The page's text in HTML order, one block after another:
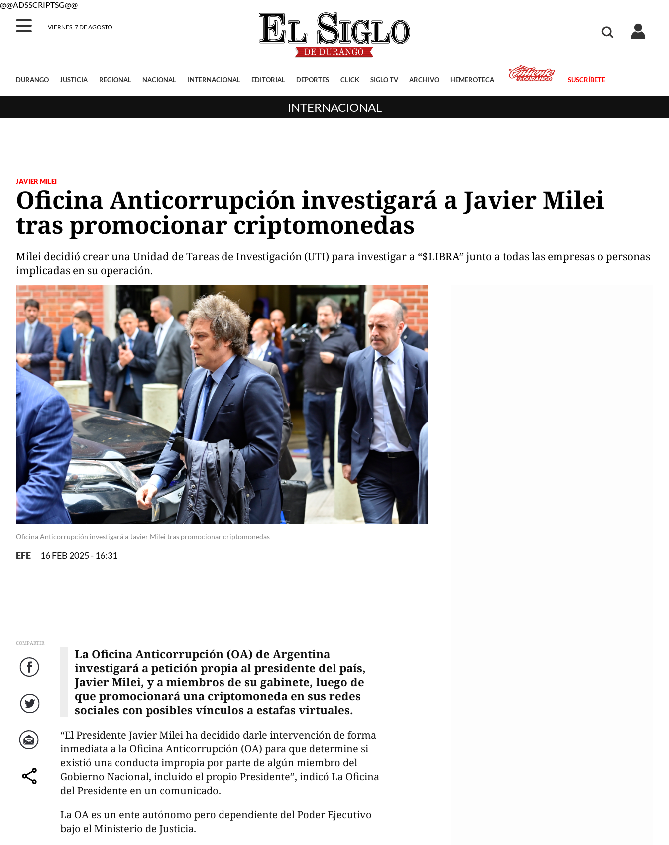
@@ADSSCRIPTSG@@
VIERNES, 7 DE AGOSTO
DURANGO JUSTICIA REGIONAL NACIONAL INTERNACIONAL EDITORIAL DEPORTES CLICK SIGLO TV ARCHIVO HEMEROTECA SUSCRÍBETE
INTERNACIONAL
JAVIER MILEI
Oficina Anticorrupción investigará a Javier Milei
tras promocionar criptomonedas
Milei decidió crear una Unidad de Tareas de Investigación (UTI) para investigar a “$LIBRA” junto a todas las empresas o personas
implicadas en su operación.
Oficina Anticorrupción investigará a Javier Milei tras promocionar criptomonedas
EFE 16 FEB 2025 - 16:31
COMPARTIR
Facebook
Twitter
Correo
comparte
La Oficina Anticorrupción (OA) de Argentina
investigará a petición propia al presidente del país,
Javier Milei, y a miembros de su gabinete, luego de
que promocionará una criptomoneda en sus redes
sociales con posibles vínculos a estafas virtuales.
“El Presidente Javier Milei ha decidido darle intervención de forma
inmediata a la Oficina Anticorrupción (OA) para que determine si
existió una conducta impropia por parte de algún miembro del
Gobierno Nacional, incluido el propio Presidente”, indicó La Oficina
del Presidente en un comunicado.
La OA es un ente autónomo pero dependiente del Poder Ejecutivo
bajo el Ministerio de Justicia.